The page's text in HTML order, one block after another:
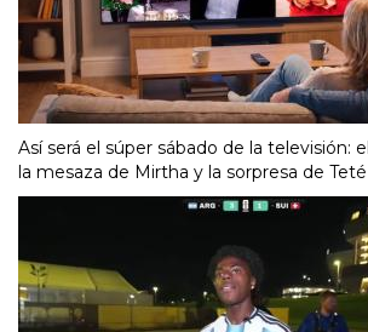
Así será el súper sábado de la televisión:
la mesaza de Mirtha y la sorpresa de Teté